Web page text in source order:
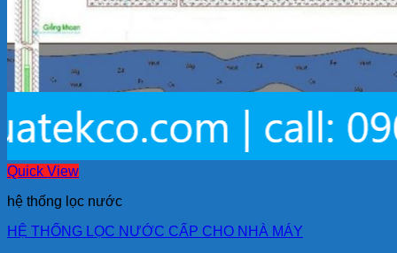
Quick View
hệ thống lọc nước
HỆ THỐNG LỌC NƯỚC CẤP CHO NHÀ MÁY